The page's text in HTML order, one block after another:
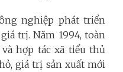
nghiệp phát triển
trị. Năm 1994, toàn
hợp tác xã tiểu thủ
giá trị sản xuất mới